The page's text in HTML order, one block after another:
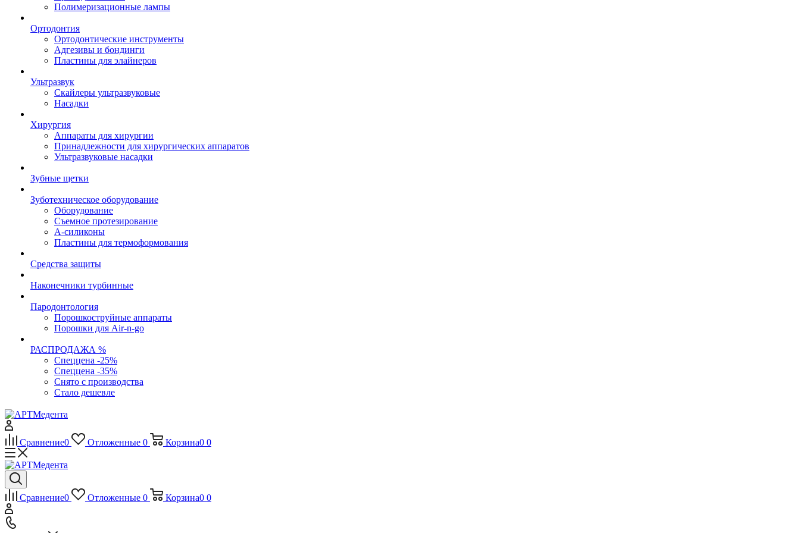
Полимеризационные лампы
Ортодонтия
Ортодонтические инструменты
Адгезивы и бондинги
Пластины для элайнеров
Ультразвук
Скайлеры ультразвуковые
Насадки
Хирургия
Аппараты для хирургии
Принадлежности для хирургических аппаратов
Ультразвуковые насадки
Зубные щетки
Зуботехническое оборудование
Оборудование
Съемное протезирование
А-силиконы
Пластины для термоформования
Средства защиты
Наконечники турбинные
Пародонтология
Порошкоструйные аппараты
Порошки для Air-n-go
РАСПРОДАЖА %
Спеццена -25%
Спеццена -35%
Снято с производства
Стало дешевле
Сравнение0 Отложенные 0 Корзина0 0
Сравнение0 Отложенные 0 Корзина0 0